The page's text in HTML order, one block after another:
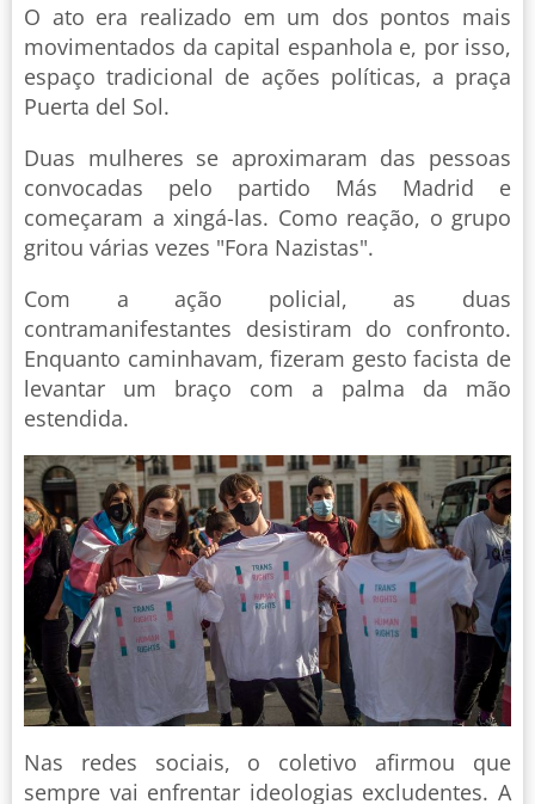
O ato era realizado em um dos pontos mais
movimentados da capital espanhola e, por isso,
espaço tradicional de ações políticas, a praça
Puerta del Sol.
Duas mulheres se aproximaram das pessoas
convocadas pelo partido Más Madrid e
começaram a xingá-las. Como reação, o grupo
gritou várias vezes "Fora Nazistas".
Com a ação policial, as duas
contramanifestantes desistiram do confronto.
Enquanto caminhavam, fizeram gesto facista de
levantar um braço com a palma da mão
estendida.
Nas redes sociais, o coletivo afirmou que
sempre vai enfrentar ideologias excludentes. A